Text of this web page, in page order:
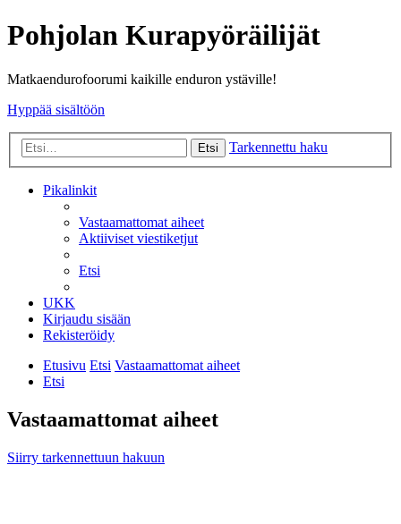
Pohjolan Kurapyöräilijät
Matkaendurofoorumi kaikille enduron ystäville!
Hyppää sisältöön
Etsi Tarkennettu haku
Pikalinkit
Vastaamattomat aiheet
Aktiiviset viestiketjut
Etsi
UKK
Kirjaudu sisään
Rekisteröidy
Etusivu Etsi Vastaamattomat aiheet
Etsi
Vastaamattomat aiheet
Siirry tarkennettuun hakuun